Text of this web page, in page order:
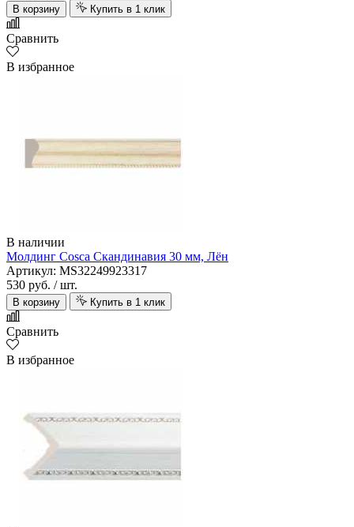
В корзину Купить в 1 клик
Сравнить
В избранное
В наличии
Молдинг Cosca Скандинавия 30 мм, Лён
Артикул: MS32249923317
530 руб. / шт.
В корзину Купить в 1 клик
Сравнить
В избранное